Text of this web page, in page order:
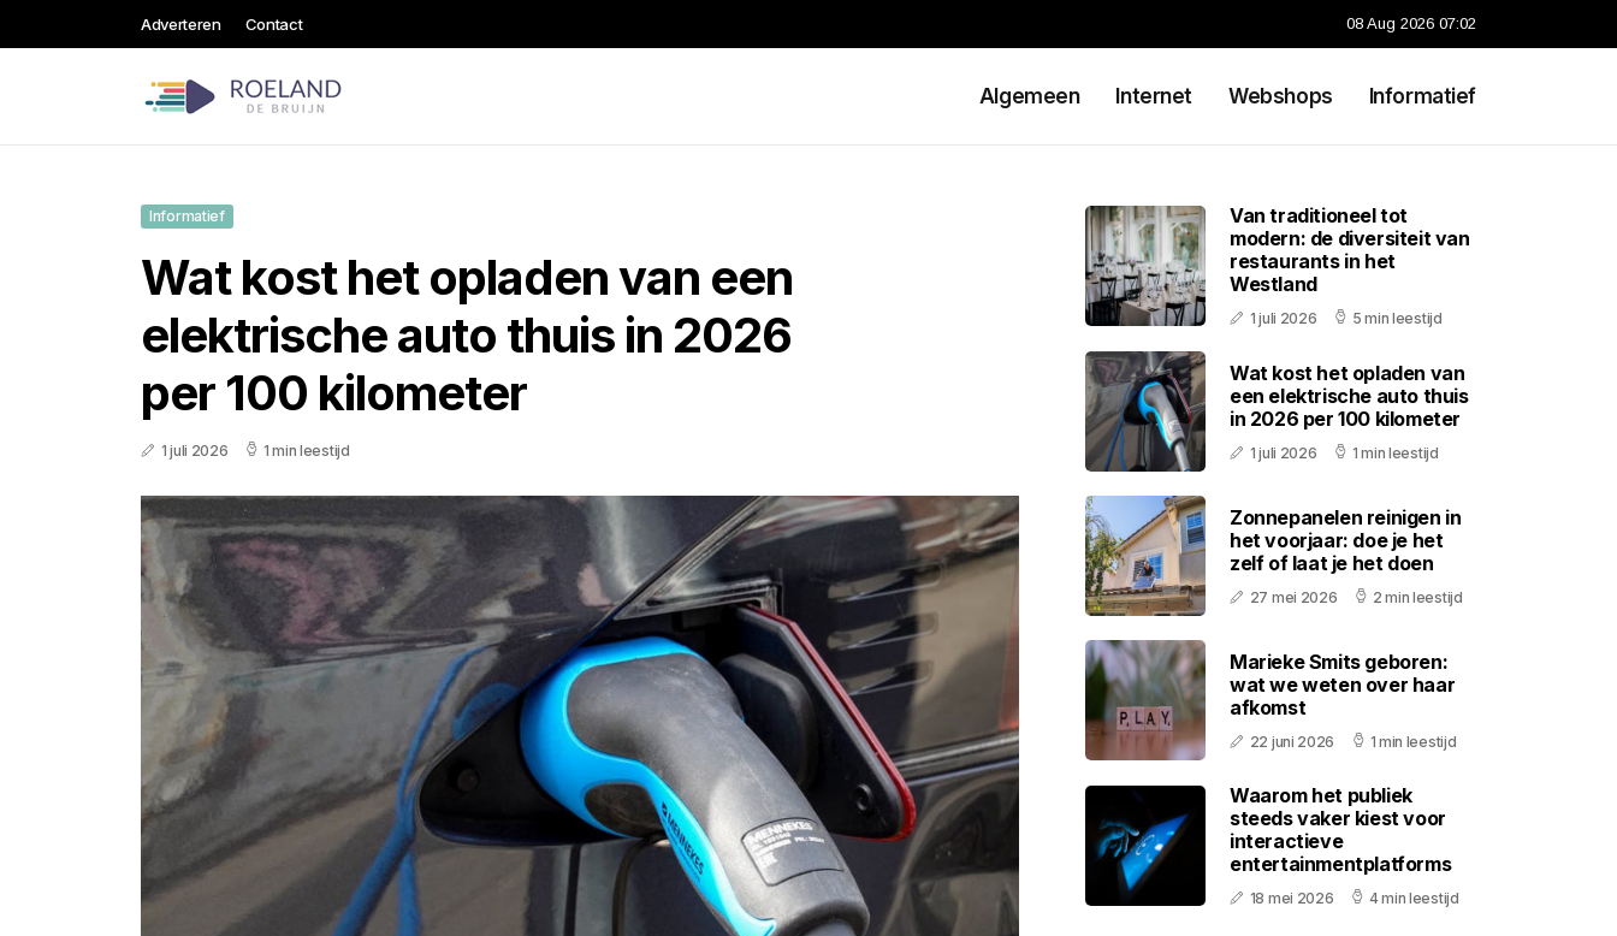
Adverteren Contact 08 Aug 2026 07:02
Algemeen Internet Webshops Informatief
Informatief
Wat kost het opladen van een
elektrische auto thuis in 2026
per 100 kilometer
1 juli 2026 1 min leestijd
Van traditioneel tot
modern: de diversiteit van
restaurants in het
Westland
1 juli 2026 5 min leestijd
Wat kost het opladen van
een elektrische auto thuis
in 2026 per 100 kilometer
1 juli 2026 1 min leestijd
Zonnepanelen reinigen in
het voorjaar: doe je het
zelf of laat je het doen
27 mei 2026 2 min leestijd
Marieke Smits geboren:
wat we weten over haar
afkomst
22 juni 2026 1 min leestijd
Waarom het publiek
steeds vaker kiest voor
interactieve
entertainmentplatforms
18 mei 2026 4 min leestijd